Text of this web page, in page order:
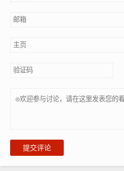
提交评论